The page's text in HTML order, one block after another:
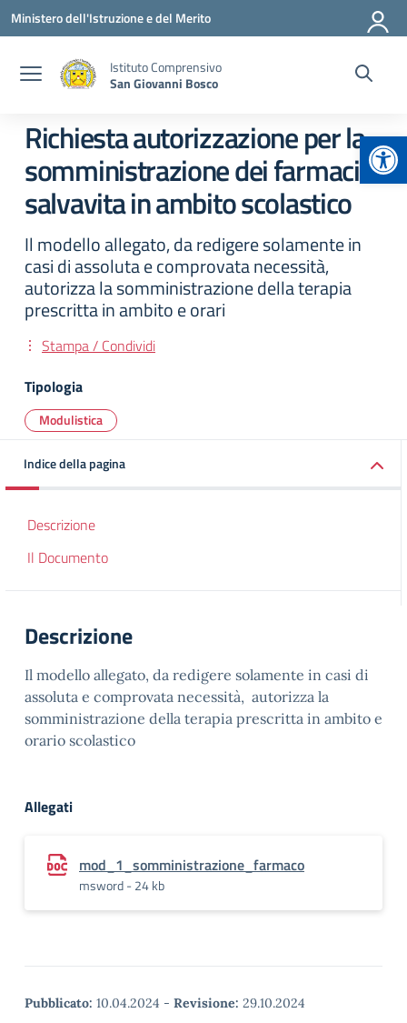
Vai ai contenuti
Vai al menu di navigazione
Vai al footer
Ministero dell'Istruzione e del Merito
Istituto Comprensivo
San Giovanni Bosco
Richiesta autorizzazione per la
somministrazione dei farmaci
salvavita in ambito scolastico
Il modello allegato, da redigere solamente in
casi di assoluta e comprovata necessità,
autorizza la somministrazione della terapia
prescritta in ambito e orari
Stampa / Condividi
Tipologia
Modulistica
Indice della pagina
Descrizione
Il Documento
Descrizione
Il modello allegato, da redigere solamente in casi di
assoluta e comprovata necessità, autorizza la
somministrazione della terapia prescritta in ambito e
orario scolastico
Allegati
mod_1_somministrazione_farmaco
msword - 24 kb
Pubblicato: 10.04.2024 - Revisione: 29.10.2024